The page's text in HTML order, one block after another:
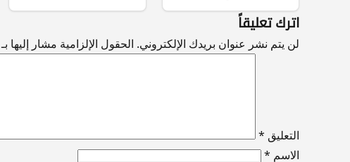
اترك تعليقاً
لن يتم نشر عنوان بريدك الإلكتروني. الحقول الإلزامية مشار إليها بـ
التعليق *
الاسم *